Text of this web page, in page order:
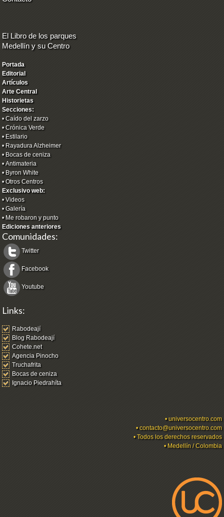
El Libro de los parques
Medellín y su Centro
Portada
Editorial
Artículos
Arte Central
Historietas
Secciones:
•Caído del zarzo
•Crónica Verde
•Estilario
•Rayadura Alzheimer
•Bocas de ceniza
•Antimateria
•Byron White
•Otros Centros
Exclusivo web:
•Videos
•Galería
•Me robaron y punto
Ediciones anteriores
Comunidades:
Twitter
Facebook
Youtube
Links:
Rabodeají
Blog Rabodeají
Cohete.net
Agencia Pinocho
Truchafrita
Bocas de ceniza
Ignacio Piedrahíta
•universocentro.com
•contacto@universocentro.com
• Todos los derechos reservados
• Medellín / Colombia